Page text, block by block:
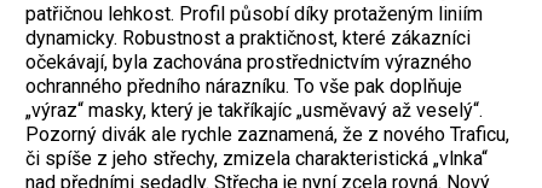
patřičnou lehkost. Profil působí díky protaženým liniím
dynamicky. Robustnost a praktičnost, které zákazníci
očekávají, byla zachována prostřednictvím výrazného
ochranného předního nárazníku. To vše pak doplňuje
„výraz“ masky, který je takříkajíc „usměvavý až veselý“.
Pozorný divák ale rychle zaznamená, že z nového Traficu,
či spíše z jeho střechy, zmizela charakteristická „vlnka“
nad předními sedadly. Střecha je nyní zcela rovná. Nový